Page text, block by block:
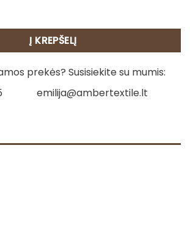
rankšluostis - Širdelės su
Į KREPŠELĮ
prekės? Susisiekite su mumis:
emilija@ambertextile.lt